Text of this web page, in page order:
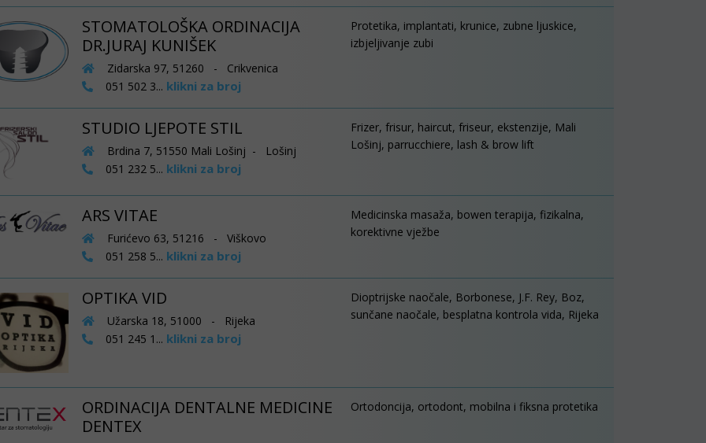
STOMATOLOŠKA ORDINACIJA
DR.JURAJ KUNIŠEK
Zidarska 97, 51260 - Crikvenica
051 502 3... klikni za broj
Protetika, implantati, krunice, zubne ljuskice,
izbjeljivanje zubi
STUDIO LJEPOTE STIL
Brdina 7, 51550 Mali Lošinj - Lošinj
051 232 5... klikni za broj
Frizer, frisur, haircut, friseur, ekstenzije, Mali
Lošinj, parrucchiere, lash & brow lift
ARS VITAE
Furićevo 63, 51216 - Viškovo
051 258 5... klikni za broj
Medicinska masaža, bowen terapija, fizikalna,
korektivne vježbe
OPTIKA VID
Užarska 18, 51000 - Rijeka
051 245 1... klikni za broj
Dioptrijske naočale, Borbonese, J.F. Rey, Boz,
sunčane naočale, besplatna kontrola vida, Rijeka
ORDINACIJA DENTALNE MEDICINE
DENTEX
Ortodoncija, ortodont, mobilna i fiksna protetika